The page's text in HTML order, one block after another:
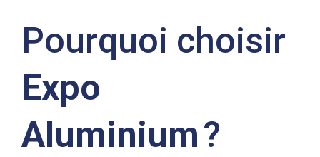
Pourquoi choisir
Expo
Aluminium?